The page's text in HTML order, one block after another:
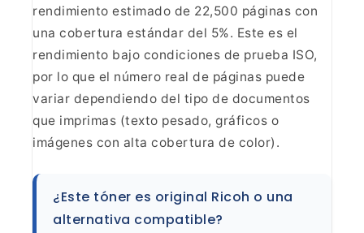
rendimiento estimado de 22,500 páginas con
una cobertura estándar del 5%. Este es el
rendimiento bajo condiciones de prueba ISO,
por lo que el número real de páginas puede
variar dependiendo del tipo de documentos
que imprimas (texto pesado, gráficos o
imágenes con alta cobertura de color).
¿Este tóner es original Ricoh o una
alternativa compatible?